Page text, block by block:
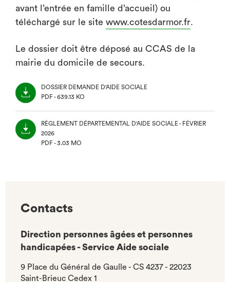
avant l’entrée en famille d’accueil) ou
téléchargé sur le site www.cotesdarmor.fr.
Le dossier doit être déposé au CCAS de la
mairie du domicile de secours.
DOSSIER DEMANDE D'AIDE SOCIALE
PDF - 639.13 KO
RÈGLEMENT DÉPARTEMENTAL D'AIDE SOCIALE - FÉVRIER
2026
PDF - 3.03 MO
Contacts
Direction personnes âgées et personnes
handicapées - Service Aide sociale
9 Place du Général de Gaulle - CS 4237 - 22023
Saint-Brieuc Cedex 1